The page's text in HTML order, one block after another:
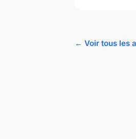
← Voir tous les